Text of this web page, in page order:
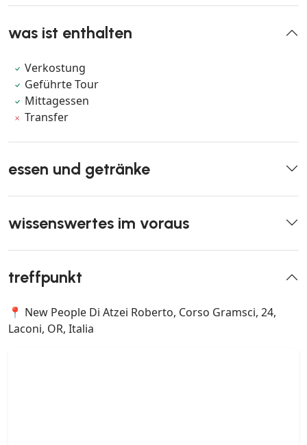
was ist enthalten
Verkostung
Geführte Tour
Mittagessen
Transfer
essen und getränke
wissenswertes im voraus
treffpunkt
📍 New People Di Atzei Roberto, Corso Gramsci, 24,
Laconi, OR, Italia